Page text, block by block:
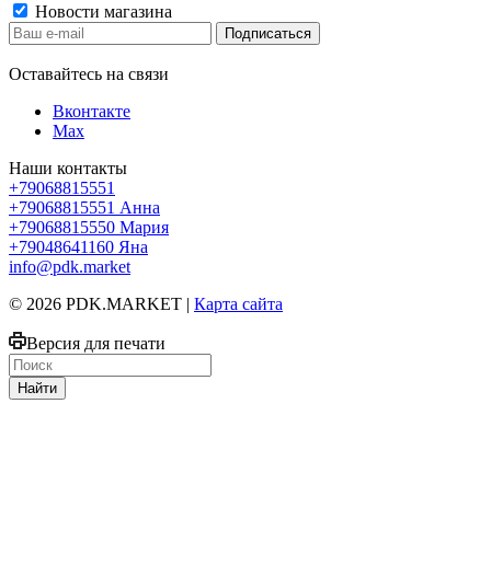
Новости магазина
Оставайтесь на связи
Вконтакте
Max
Наши контакты
+79068815551
+79068815551 Анна
+79068815550 Мария
+79048641160 Яна
info@pdk.market
© 2026 PDK.MARKET | Карта сайта
Версия для печати
Найти